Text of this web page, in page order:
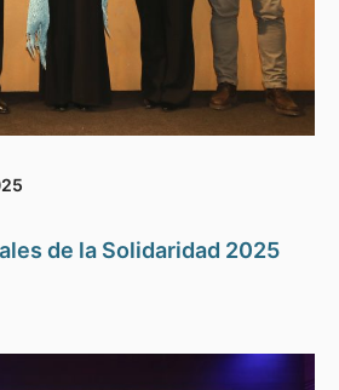
de la Solidaridad 2025